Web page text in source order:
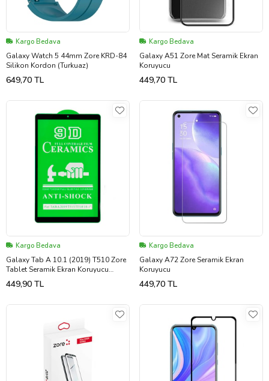
Kargo Bedava
Galaxy Watch 5 44mm Zore KRD-84
Silikon Kordon (Turkuaz)
649,70 TL
Kargo Bedava
Galaxy A51 Zore Mat Seramik Ekran
Koruyucu
449,70 TL
Kargo Bedava
Galaxy Tab A 10.1 (2019) T510 Zore
Tablet Seramik Ekran Koruyucu
(Siyah)
449,90 TL
Kargo Bedava
Galaxy A72 Zore Seramik Ekran
Koruyucu
449,70 TL